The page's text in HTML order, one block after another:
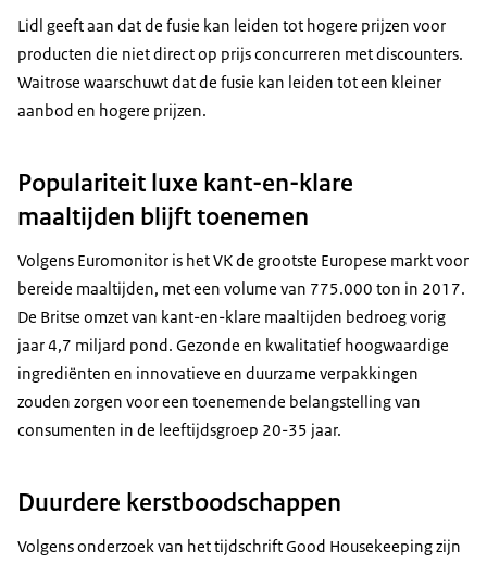
Lidl geeft aan dat de fusie kan leiden tot hogere prijzen voor
producten die niet direct op prijs concurreren met discounters.
Waitrose waarschuwt dat de fusie kan leiden tot een kleiner
aanbod en hogere prijzen.
Populariteit luxe kant-en-klare
maaltijden blijft toenemen
Volgens Euromonitor is het VK de grootste Europese markt voor
bereide maaltijden, met een volume van 775.000 ton in 2017.
De Britse omzet van kant-en-klare maaltijden bedroeg vorig
jaar 4,7 miljard pond. Gezonde en kwalitatief hoogwaardige
ingrediënten en innovatieve en duurzame verpakkingen
zouden zorgen voor een toenemende belangstelling van
consumenten in de leeftijdsgroep 20-35 jaar.
Duurdere kerstboodschappen
Volgens onderzoek van het tijdschriftGood Housekeepingzijn